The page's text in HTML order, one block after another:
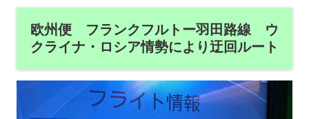
欧州便 フランクフルトー羽田路線 ウ
クライナ・ロシア情勢により迂回ルート